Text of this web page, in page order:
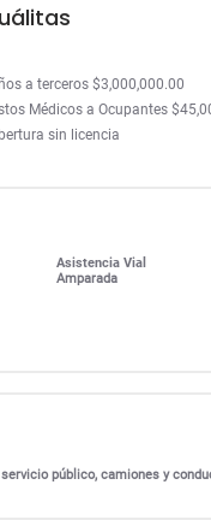
a terceros $3,000,000.00
Médicos a Ocupantes
sin licencia
Asistencia Vial
Amparada
público, camiones y